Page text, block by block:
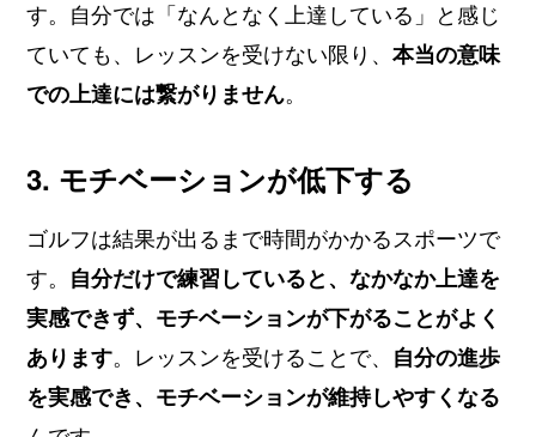
す。自分では「なんとなく上達している」と感じ
ていても、レッスンを受けない限り、本当の意味
での上達には繋がりません。
3. モチベーションが低下する
ゴルフは結果が出るまで時間がかかるスポーツで
す。 自分だけで練習していると、なかなか上達を
実感できず、モチベーションが下がることがよく
あります。レッスンを受けることで、 自分の進歩
を実感でき、モチベーションが維持しやすくなる